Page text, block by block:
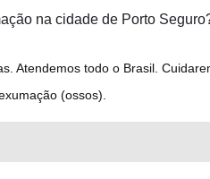
na cidade de Porto
Atendemos todo o Brasil.
(ossos).